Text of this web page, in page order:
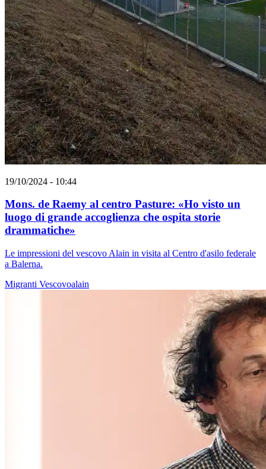
19/10/2024 - 10:44
Mons. de Raemy al centro Pasture: «Ho visto un
luogo di grande accoglienza che ospita storie
drammatiche»
Le impressioni del vescovo Alain in visita al Centro d'asilo federale
a Balerna.
Migranti Vescovoalain